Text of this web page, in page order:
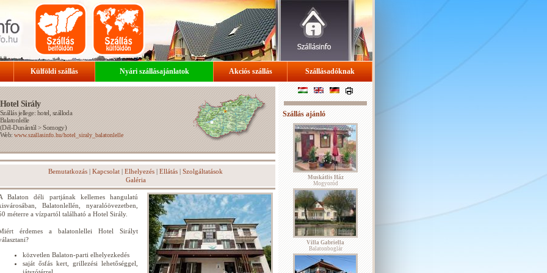
Külföldi szállás Nyári szállásajánlatok Akciós szállás Szállásadóknak
Hotel Sirály
Szállás jellege: hotel, szálloda
Balatonlelle
(Dél-Dunántúl >Somogy)
Web:www.szallasinfo.hu/hotel_siraly_balatonlelle
Bemutatkozás | Kapcsolat | Elhelyezés | Ellátás | Szolgáltatások
Galéria
Balaton déli partjának kellemes hangulatú
Balatonlellén, nyaralóövezetben,
méterre a vízpartól található a Hotel Sirály.
érdemes a balatonlellei Hotel Sirályt
közvetlen Balaton-parti elhelyezkedés
saját ősfás kert, grillezési lehetőséggel,
Szállás ajánló
Muskátlis Ház
Mogyoród
Villa Gabriella
Balatonboglár